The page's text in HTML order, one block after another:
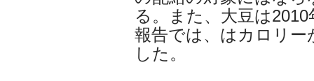
る。また、大豆は
報告では、はカロリー
した。